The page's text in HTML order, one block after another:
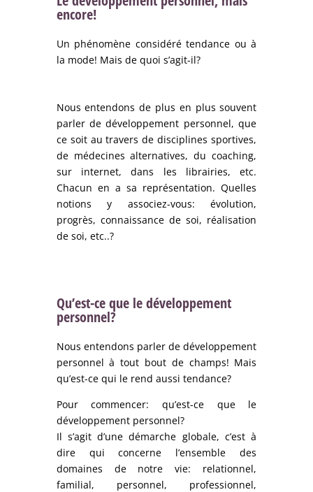
encore!
Un phénomène considéré tendance ou à
la mode! Mais de quoi s’agit-il?
Nous entendons de plus en plus souvent
parler de développement personnel, que
ce soit au travers de disciplines sportives,
de médecines alternatives, du coaching,
sur internet, dans les librairies, etc.
Chacun en a sa représentation. Quelles
notions y associez-vous: évolution,
progrès, connaissance de soi, réalisation
de soi, etc..?
Qu’est-ce que le développement
personnel?
Nous entendons parler de développement
personnel à tout bout de champs! Mais
qu’est-ce qui le rend aussi tendance?
Pour commencer: qu’est-ce que le
développement personnel?
Il s’agit d’une démarche globale, c’est à
dire qui concerne l’ensemble des
domaines de notre vie: relationnel,
familial, personnel, professionnel,